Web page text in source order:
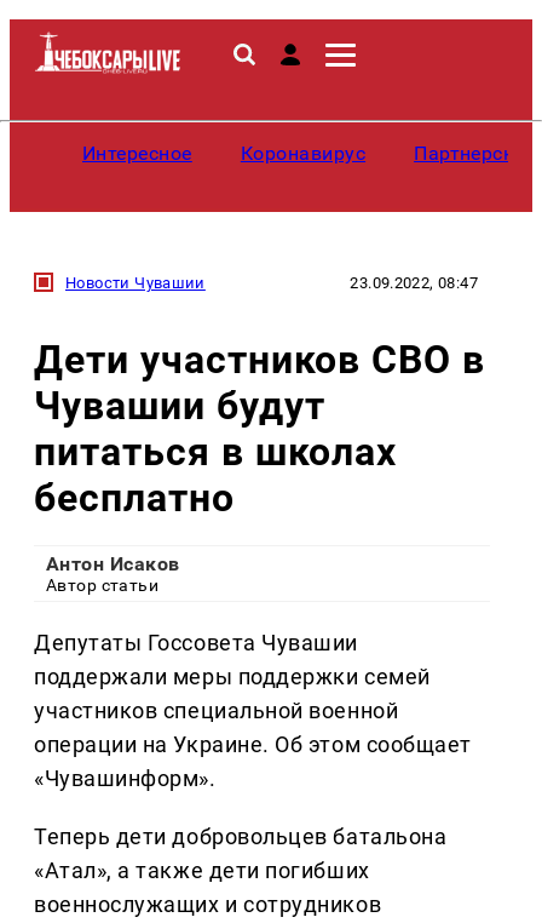
Интересное Коронавирус
Новости Чувашии 23.09.2022, 08:47
Дети участников СВО в
Чувашии будут
питаться в школах
бесплатно
Антон Исаков
Автор статьи
Депутаты Госсовета Чувашии
поддержали меры поддержки семей
участников специальной военной
операции на Украине. Об этом сообщает
«Чувашинформ».
Теперь дети добровольцев батальона
«Атал», а также дети погибших
военнослужащих и сотрудников